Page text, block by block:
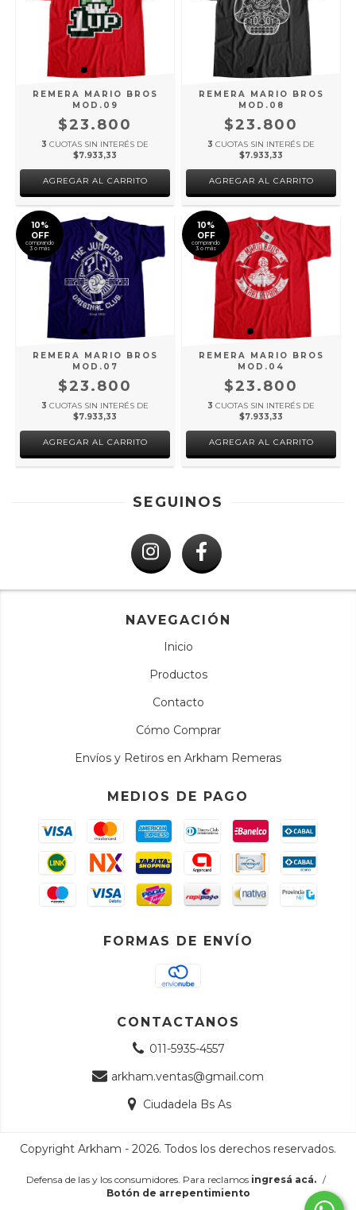
REMERA MARIO BROS
MOD.09
$23.800
3 CUOTAS SIN INTERÉS DE
$7.933,33
AGREGAR AL CARRITO
REMERA MARIO BROS
MOD.08
$23.800
3 CUOTAS SIN INTERÉS DE
$7.933,33
AGREGAR AL CARRITO
10%
OFF
comprando
3 o más
REMERA MARIO BROS
MOD.07
$23.800
3 CUOTAS SIN INTERÉS DE
$7.933,33
AGREGAR AL CARRITO
10%
OFF
comprando
3 o más
REMERA MARIO BROS
MOD.04
$23.800
3 CUOTAS SIN INTERÉS DE
$7.933,33
AGREGAR AL CARRITO
SEGUINOS
NAVEGACIÓN
Inicio
Productos
Contacto
Cómo Comprar
Envíos y Retiros en Arkham Remeras
MEDIOS DE PAGO
FORMAS DE ENVÍO
CONTACTANOS
011-5935-4557
arkham.ventas@gmail.com
Ciudadela Bs As
Copyright Arkham - 2026. Todos los derechos reservados.
Defensa de las y los consumidores. Para reclamos ingresá acá. /
Botón de arrepentimiento